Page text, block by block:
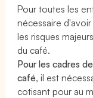
Pour toutes les
nécessaire
les risques
du café.
Pour les cadres
café, il est
cotisant pour au